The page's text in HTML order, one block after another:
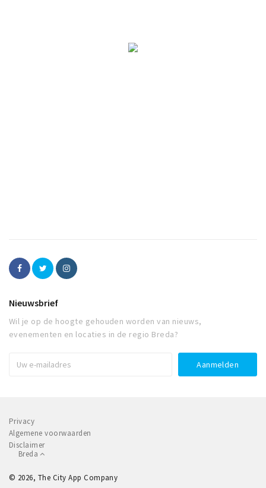
Nieuwsbrief
Wil je op de hoogte gehouden worden van nieuws,
evenementen en locaties in de regio Breda?
Privacy
Algemene voorwaarden
Disclaimer
Breda
© 2026, The City App Company